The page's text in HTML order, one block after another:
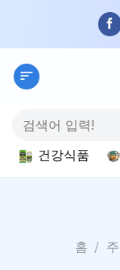
content
색:
건강식품
홈 /